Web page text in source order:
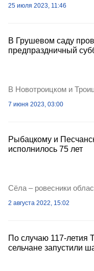
25 июля 2023, 11:46
В Грушевом саду
предпраздничный
В Новотроицком и
7 июня 2023, 03:00
Рыбацкому и
исполнилось 75 лет
Сёла – ровесники
2 августа 2022, 15:02
По случаю 117-летия
сельчане запустили